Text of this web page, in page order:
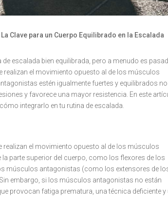
Clave para un Cuerpo Equilibrado en la Escalada
escalada bien equilibrada, pero a menudo es
realizan el movimiento opuesto al de los músculos
estén igualmente fuertes y equilibrados no
y favorece una mayor resistencia. En este
integrarlo en tu rutina de escalada.
el movimiento opuesto al de los músculos
parte superior del cuerpo, como los flexores de los
músculos antagonistas (como los extensores de
embargo, si los músculos antagonistas no están
provocan fatiga prematura, una técnica deficiente y